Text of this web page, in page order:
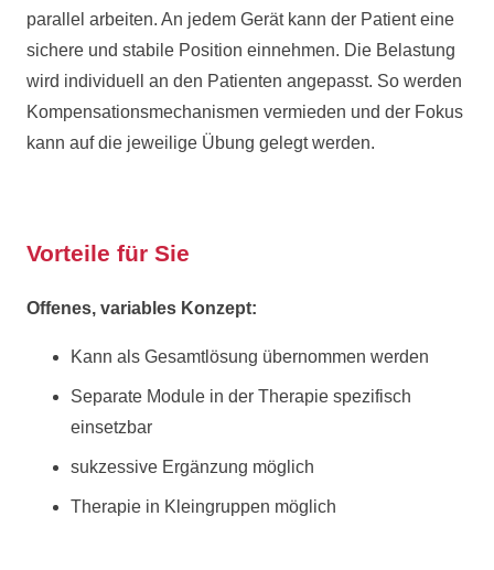
parallel arbeiten. An jedem Gerät kann der Patient eine
sichere und stabile Position einnehmen. Die Belastung
wird individuell an den Patienten angepasst. So werden
Kompensationsmechanismen vermieden und der Fokus
kann auf die jeweilige Übung gelegt werden.
Vorteile für Sie
Offenes, variables Konzept:
Kann als Gesamtlösung übernommen werden
Separate Module in der Therapie spezifisch
einsetzbar
sukzessive Ergänzung möglich
Therapie in Kleingruppen möglich